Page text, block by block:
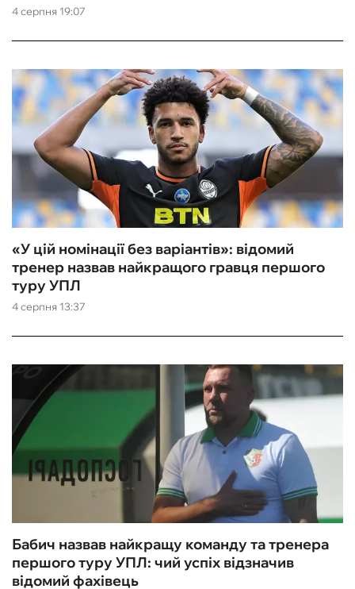
4 серпня 19:07
4 серпня 13:37
«У цій номінації без варіантів»: відомий
тренер назвав найкращого гравця першого
туру УПЛ
Бабич назвав найкращу команду та тренера
першого туру УПЛ: чий успіх відзначив
відомий фахівець